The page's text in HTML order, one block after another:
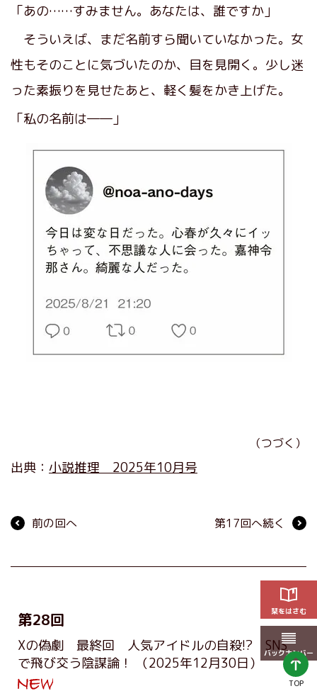
「あの……すみません。あなたは、誰ですか」
そういえば、まだ名前すら聞いていなかった。女
性もそのことに気づいたのか、目を見開く。少し迷
った素振りを見せたあと、軽く髪をかき上げた。
「私の名前は――」
（つづく）
出典： 小説推理 2025年10月号
栞をはさむ
バックナンバー
前の回へ 第17回へ続く
第28回
Xの偽劇 最終回 人気アイドルの自殺!? SNS
で飛び交う陰謀論！
（2025年12月30日）
TOP